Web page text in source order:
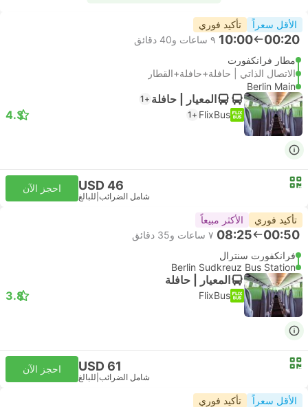
الأقل سعراً تأكيد فوري
00:20
10:00 ٩ ساعات و‫40 دقائق
مطار فرانكفورت
الاتصال الذاتي | حافلة+حافلة+القطار
Berlin Main
المعيار | حافلة +1
FlixBus
+1
4.3
USD 46
شامل الضرائب للبالغ
احجز الآن
تأكيد فوري الأكثر مبيعاً
00:50
08:25 ٧ ساعات و‫35 دقائق
فرانكفورت سنترال
Berlin Sudkreuz Bus Station
المعيار | حافلة
FlixBus
3.8
USD 61
شامل الضرائب للبالغ
احجز الآن
الأقل سعراً تأكيد فوري